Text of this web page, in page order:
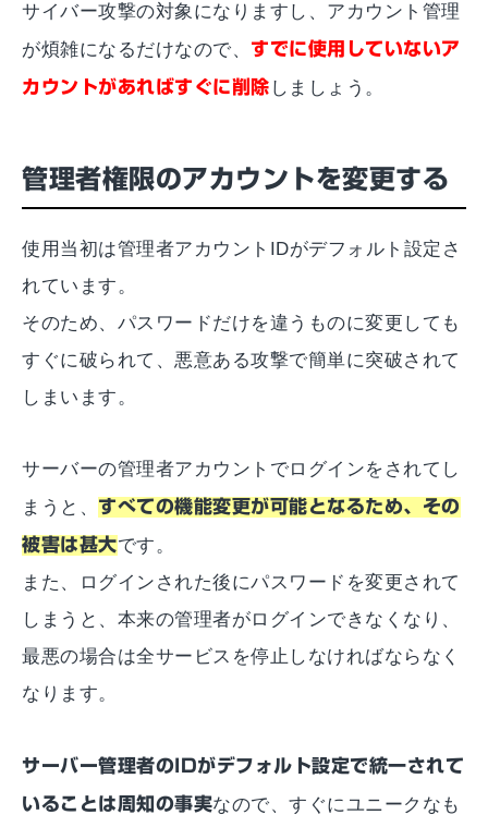
サイバー攻撃の対象になりますし、アカウント管理
が煩雑になるだけなので、
すでに使用していないア
カウントがあればすぐに削除 しましょう。
管理者権限のアカウントを変更する
使用当初は管理者アカウントIDがデフォルト設定さ
れています。
そのため、パスワードだけを違うものに変更しても
すぐに破られて、悪意ある攻撃で簡単に突破されて
しまいます。
サーバーの管理者アカウントでログインをされてし
まうと、
すべての機能変更が可能となるため、その
被害は甚大です。
また、ログインされた後にパスワードを変更されて
しまうと、本来の管理者がログインできなくなり、
最悪の場合は全サービスを停止しなければならなく
なります。
サーバー管理者のIDがデフォルト設定で統一されて
いることは周知の事実なので、すぐにユニークなも